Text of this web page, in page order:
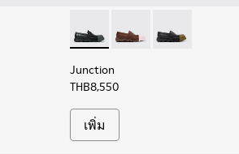
006 - รองเท้าบัลเลริน่าหนังสีเทาสําห
K201968-003 - รองเท้าบัลเลริน่าหนังห
Junction - K201633-012 -
Junction - K201633-
Junction -
Junction
THB8,550
เพิ่ม